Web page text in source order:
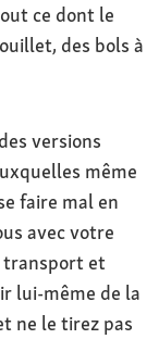
ce dont le
des bols à
versions
même
faire mal en
avec votre
transport et
lui-même de la
ne le tirez pas